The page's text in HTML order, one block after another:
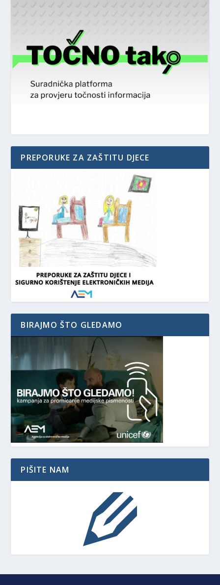
PREPORUKE ZA ZAŠTITU DJECE
BIRAJMO ŠTO GLEDAMO
PIŠITE NAM